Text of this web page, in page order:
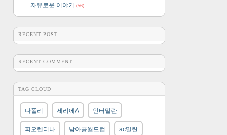
자유로운 이야기 (56)
RECENT POST
RECENT COMMENT
TAG CLOUD
나폴리 세리에A 인터밀란
피오렌티나 남아공월드컵 ac밀란